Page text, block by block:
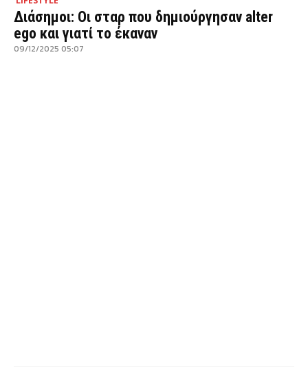
Διάσημοι: Οι σταρ που δημιούργησαν alter
ego και γιατί το έκαναν
09/12/2025 05:07